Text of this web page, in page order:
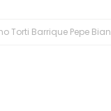
Torti Barrique Pepe